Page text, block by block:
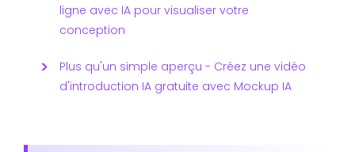
ligne avec IA pour visualiser votre
conception
Plus qu'un simple aperçu - Créez une vidéo
d'introduction IA gratuite avec Mockup IA